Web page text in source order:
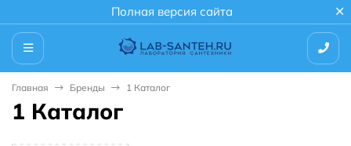
Полная версия сайта
Главная Бренды 1 Каталог
1 Каталог